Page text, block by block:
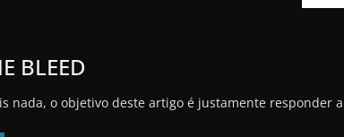
BLEED
nada, o objetivo deste artigo é justamente responder